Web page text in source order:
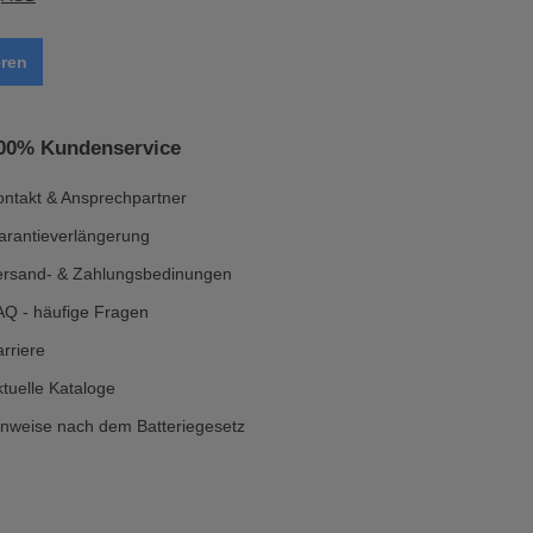
Kundenservice
& Ansprechpartner
& Zahlungsbedinungen
- häufige Fragen
Kataloge
nach dem Batteriegesetz